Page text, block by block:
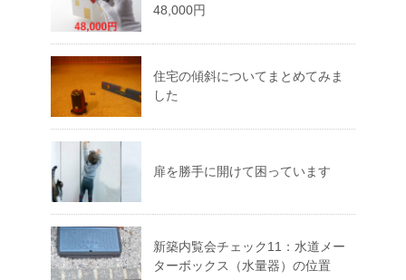
48,000円
住宅の傾斜についてまとめてみま
した
扉を勝手に開けて困っています
新築内覧会チェック11：水道メー
ターボックス（水量器）の位置